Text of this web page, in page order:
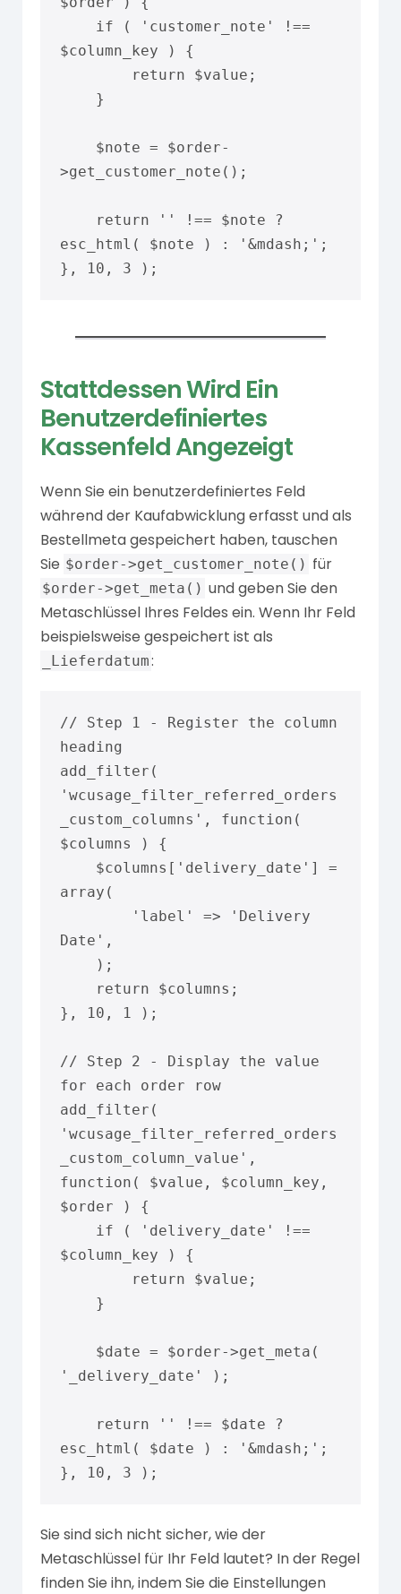
$column_key ) {
>get_customer_note();
esc_html( $note ) : '&mdash;';
}, 10, 3 );
Stattdessen Wird Ein
Benutzerdefiniertes
Kassenfeld Angezeigt
Wenn Sie ein benutzerdefiniertes Feld
während der Kaufabwicklung erfasst und als
Bestellmeta gespeichert haben, tauschen
Sie $order->get_customer_note() für
$order->get_meta() und geben Sie den
Metaschlüssel Ihres Feldes ein. Wenn Ihr Feld
beispielsweise gespeichert ist als
_Lieferdatum:
// Step 1 - Register the column
heading
add_filter(
'wcusage_filter_referred_orders
_custom_columns', function(
$columns ) {
array(
Date',
}, 10, 1 );
// Step 2 - Display the value
for each order row
add_filter(
'wcusage_filter_referred_orders
_custom_column_value',
function( $value, $column_key,
$order ) {
$column_key ) {
'_delivery_date' );
esc_html( $date ) : '&mdash;';
}, 10, 3 );
Sie sind sich nicht sicher, wie der
Metaschlüssel für Ihr Feld lautet? In der Regel
finden Sie ihn, indem Sie die Einstellungen